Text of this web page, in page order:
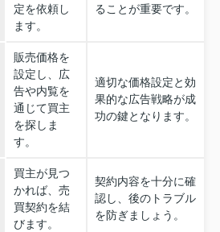
定を依頼し
ます。
ることが重要です。
販売価格を
設定し、広
告や内覧を
通じて買主
を探しま
す。
適切な価格設定と効
果的な広告戦略が成
功の鍵となります。
買主が見つ
かれば、売
買契約を結
びます。
契約内容を十分に確
認し、後のトラブル
を防ぎましょう。